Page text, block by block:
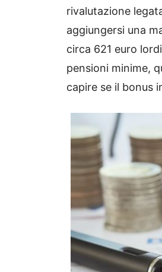
rivalutazione
aggiungersi una
circa 621 euro
pensioni minime,
capire se il bonus